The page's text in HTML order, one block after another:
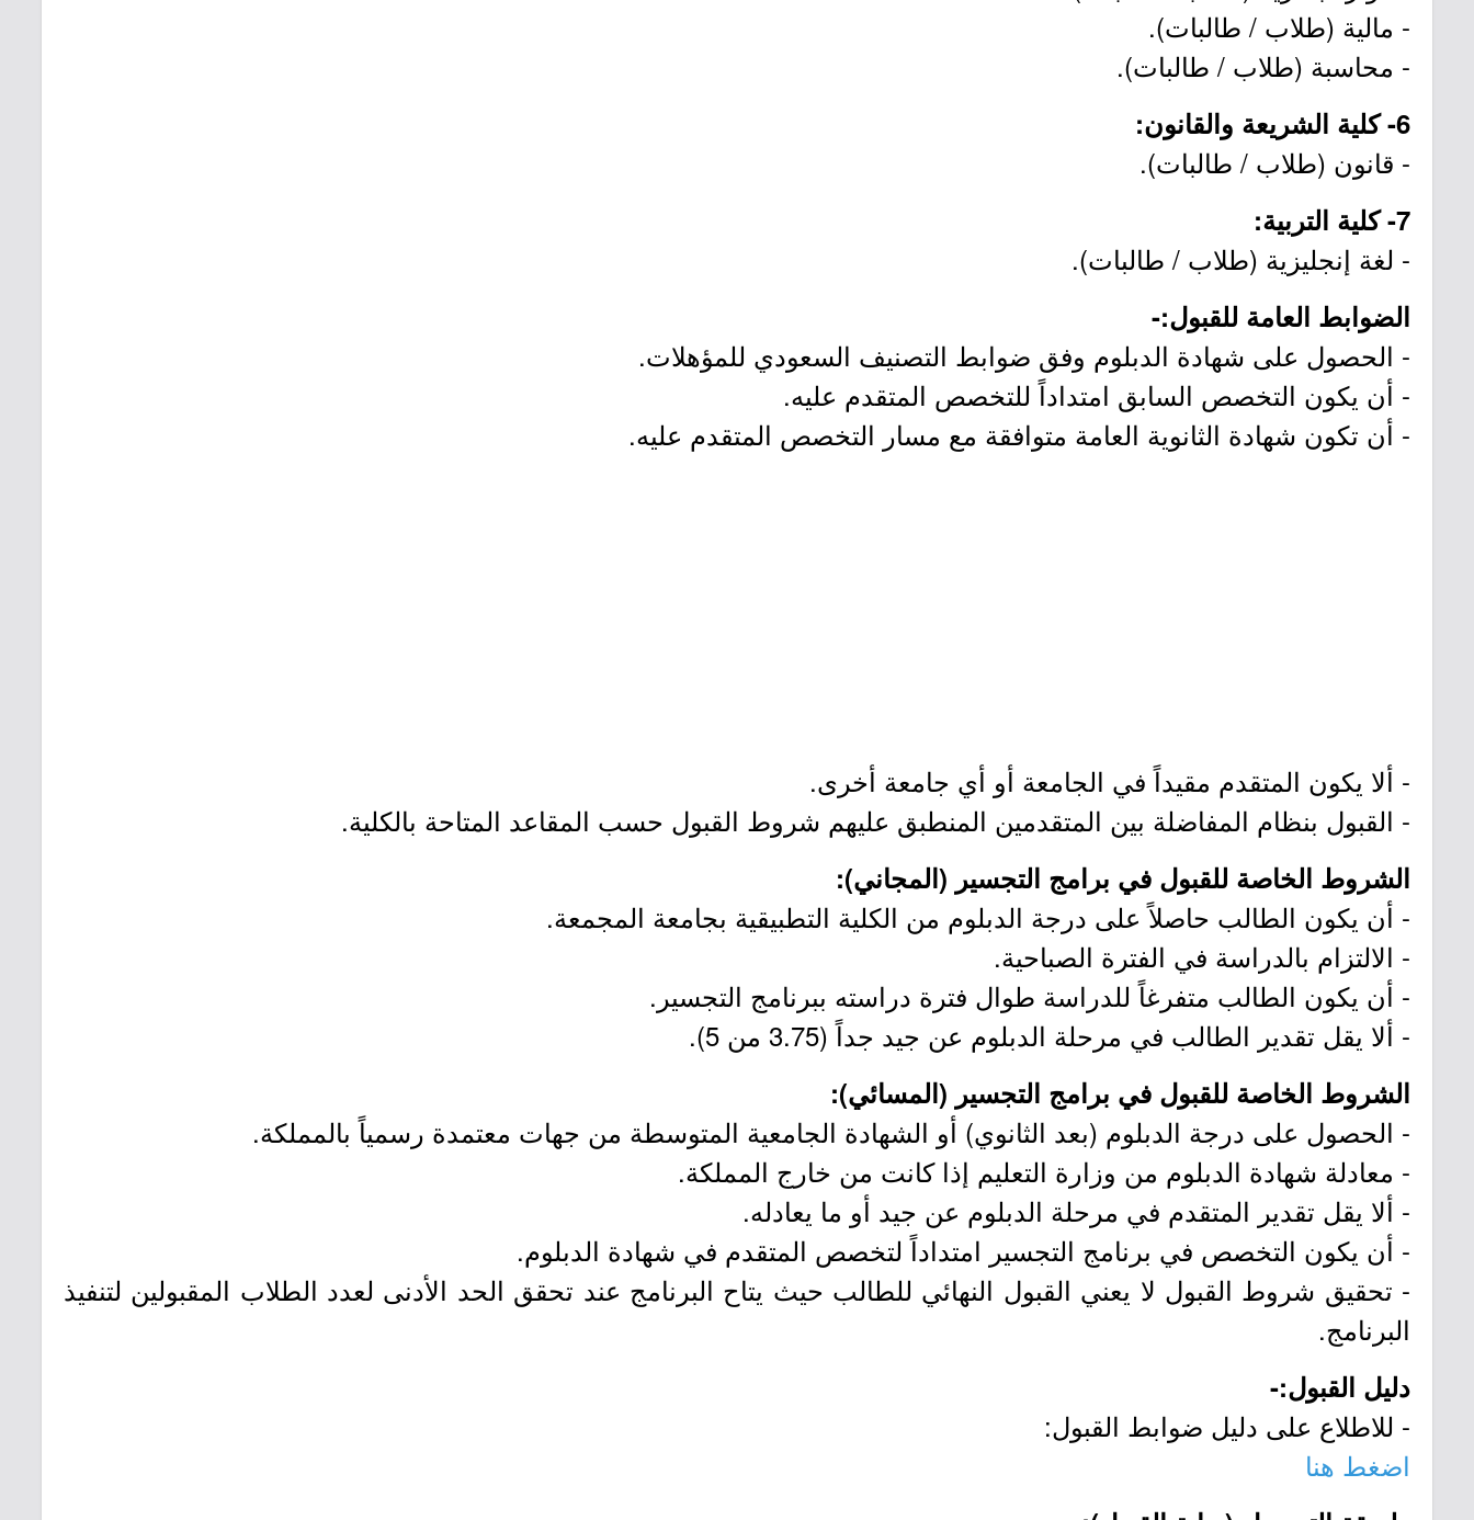
- مالية (طلاب / طالبات).
- محاسبة (طلاب / طالبات).
6- كلية الشريعة والقانون:
- قانون (طلاب / طالبات).
7- كلية التربية:
- لغة إنجليزية (طلاب / طالبات).
الضوابط العامة للقبول:-
- الحصول على شهادة الدبلوم وفق ضوابط التصنيف السعودي للمؤهلات.
- أن يكون التخصص السابق امتداداً للتخصص المتقدم عليه.
- أن تكون شهادة الثانوية العامة متوافقة مع مسار التخصص المتقدم عليه.
- ألا يكون المتقدم مقيداً في الجامعة أو أي جامعة أخرى.
- القبول بنظام المفاضلة بين المتقدمين المنطبق عليهم شروط القبول حسب المقاعد المتاحة بالكلية.
الشروط الخاصة للقبول في برامج التجسير (المجاني):
- أن يكون الطالب حاصلاً على درجة الدبلوم من الكلية التطبيقية بجامعة المجمعة.
- الالتزام بالدراسة في الفترة الصباحية.
- أن يكون الطالب متفرغاً للدراسة طوال فترة دراسته ببرنامج التجسير.
- ألا يقل تقدير الطالب في مرحلة الدبلوم عن جيد جداً (3.75 من 5).
الشروط الخاصة للقبول في برامج التجسير (المسائي):
- الحصول على درجة الدبلوم (بعد الثانوي) أو الشهادة الجامعية المتوسطة من جهات معتمدة رسمياً بالمملكة.
- معادلة شهادة الدبلوم من وزارة التعليم إذا كانت من خارج المملكة.
- ألا يقل تقدير المتقدم في مرحلة الدبلوم عن جيد أو ما يعادله.
- أن يكون التخصص في برنامج التجسير امتداداً لتخصص المتقدم في شهادة الدبلوم.
- تحقيق شروط القبول لا يعني القبول النهائي للطالب حيث يتاح البرنامج عند تحقق الحد الأدنى لعدد الطلاب المقبولين لتنفيذ
البرنامج.
دليل القبول:-
- للاطلاع على دليل ضوابط القبول:
اضغط هنا